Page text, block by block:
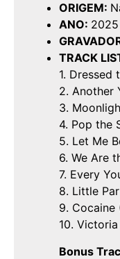
ORIGEM:
ANO: 2025
TRACK
1. Dressed
2. Another
3.
4. Pop the
5. Let Me
6. We Are
7. Every
8. Little
9. Cocaine
10. Victoria
Bonus